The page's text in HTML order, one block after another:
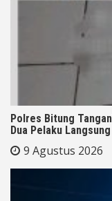
Polres Bitung
Dua Pelaku
9 Agustus 2026